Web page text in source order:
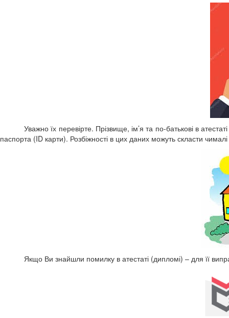
Уважно їх перевірте. Прізвище, ім’я та по-батькові в
паспорта (ID карти). Розбіжності в цих даних можуть скласти
Якщо Ви знайшли помилку в атестаті (дипломі) – для її